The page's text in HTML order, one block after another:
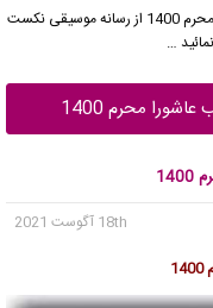
در شب عاشورا محرم 1400 از رسانه موسیقی نکست
…
محرم 1400
18th آگوست 2021